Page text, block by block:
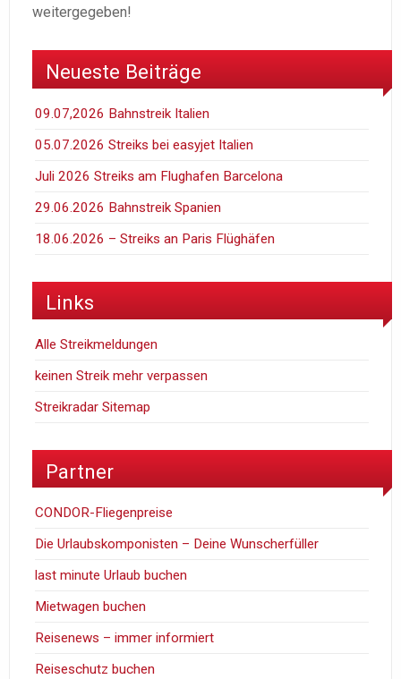
weitergegeben!
Neueste Beiträge
09.07,2026 Bahnstreik Italien
05.07.2026 Streiks bei easyjet Italien
Juli 2026 Streiks am Flughafen Barcelona
29.06.2026 Bahnstreik Spanien
18.06.2026 – Streiks an Paris Flüghäfen
Links
Alle Streikmeldungen
keinen Streik mehr verpassen
Streikradar Sitemap
Partner
CONDOR-Fliegenpreise
Die Urlaubskomponisten – Deine Wunscherfüller
last minute Urlaub buchen
Mietwagen buchen
Reisenews – immer informiert
Reiseschutz buchen